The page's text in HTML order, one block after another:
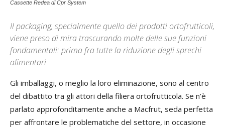
Cassette Redea di Cpr System
Il packaging, specialmente quello dei prodotti ortofrutticoli,
viene preso di mira trascurando molte delle sue funzioni
fondamentali: prima fra tutte la riduzione degli sprechi
alimentari
Gli imballaggi, o meglio la loro eliminazione, sono al centro
del dibattito tra gli attori della filiera ortofrutticola. Se n’è
parlato approfonditamente anche a Macfrut, seda perfetta
per affrontare le problematiche del settore, in occasione